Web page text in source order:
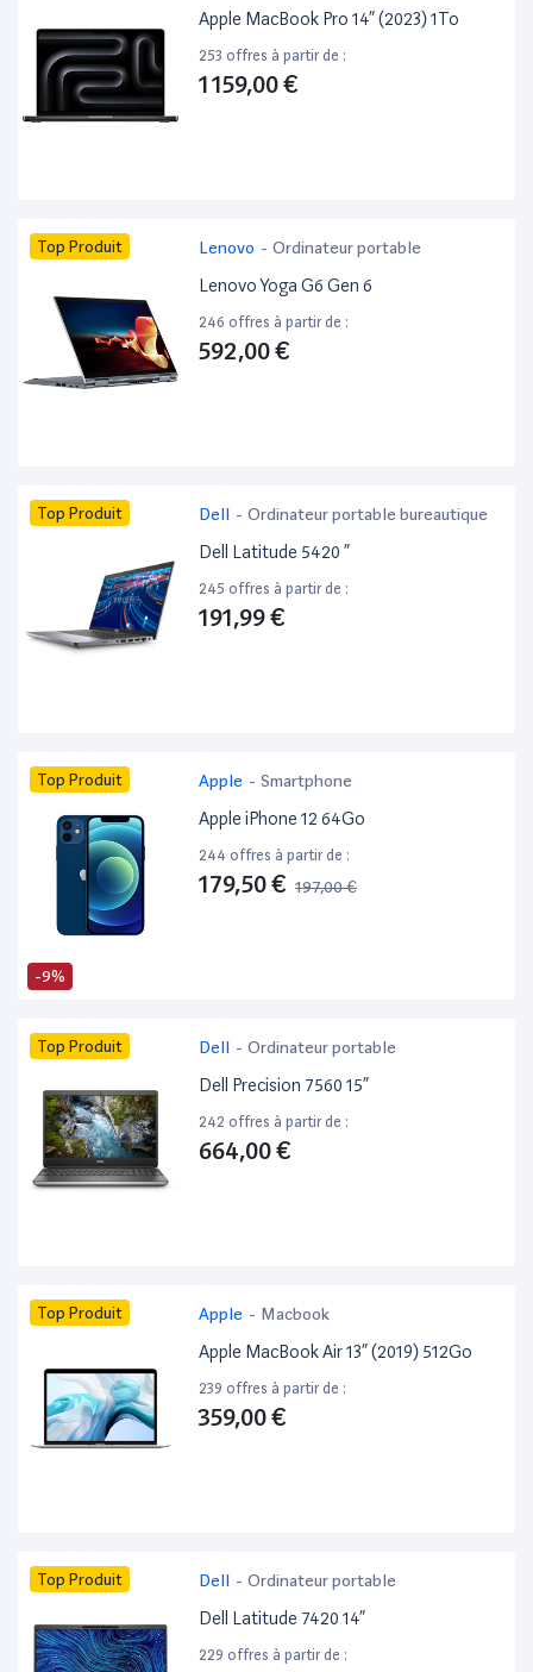
Apple MacBook Pro 14” (2023) 1To
253 offres à partir de :
1 159,00 €
Top Produit Lenovo - Ordinateur portable
Lenovo Yoga G6 Gen 6
246 offres à partir de :
592,00 €
Top Produit Dell - Ordinateur portable bureautique
Dell Latitude 5420 ”
245 offres à partir de :
191,99 €
-9%
Top Produit Apple - Smartphone
Apple iPhone 12 64Go
244 offres à partir de :
179,50 € 197,00 €
Top Produit Dell - Ordinateur portable
Dell Precision 7560 15”
242 offres à partir de :
664,00 €
Top Produit Apple - Macbook
Apple MacBook Air 13” (2019) 512Go
239 offres à partir de :
359,00 €
Top Produit Dell - Ordinateur portable
Dell Latitude 7420 14”
229 offres à partir de :